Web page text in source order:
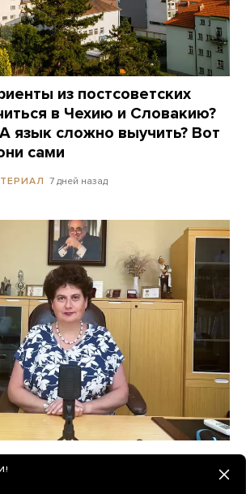
из постсоветских
в Чехию и Словакию?
язык сложно выучить? Вот
сами
7 дней назад
в темные